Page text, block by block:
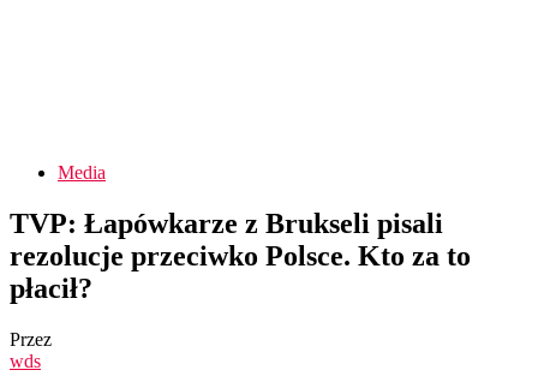
Media
TVP: Łapówkarze z Brukseli pisali
rezolucje przeciwko Polsce. Kto za to
płacił?
Przez
wds